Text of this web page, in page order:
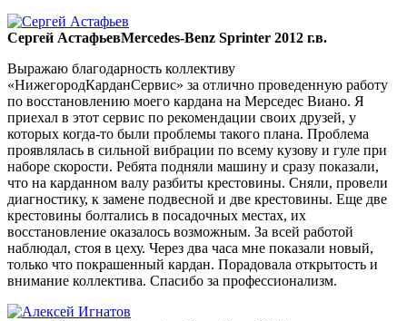
Сергей АстафьевMercedes-Benz Sprinter 2012 г.в.
Выражаю благодарность коллективу
«НижегородКарданСервис» за отлично проведенную работу
по восстановлению моего кардана на Мерседес Виано. Я
приехал в этот сервис по рекомендации своих друзей, у
которых когда-то были проблемы такого плана. Проблема
проявлялась в сильной вибрации по всему кузову и гуле при
наборе скорости. Ребята подняли машину и сразу показали,
что на карданном валу разбиты крестовины. Сняли, провели
диагностику, к замене подвесной и две крестовины. Еще две
крестовины болтались в посадочных местах, их
восстановление оказалось возможным. За всей работой
наблюдал, стоя в цеху. Через два часа мне показали новый,
только что покрашенный кардан. Порадовала открытость и
внимание коллектива. Спасибо за профессионализм.